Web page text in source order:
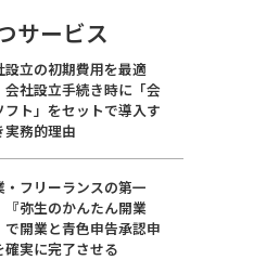
サービス
設立の初期費用を最適
会社設立手続き時に「会
フト」をセットで導入す
実務的理由
・フリーランスの第一
『弥生のかんたん開業
で開業と青色申告承認申
確実に完了させる